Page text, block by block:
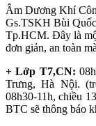
Âm Dương Khí
Gs.TSKH Bùi
Tp.HCM. Đây là
đơn giản, an toàn
+ Lớp T7,CN:
Trưng, Hà Nội.
08h30-11h, chiều
BTC sẽ thông báo